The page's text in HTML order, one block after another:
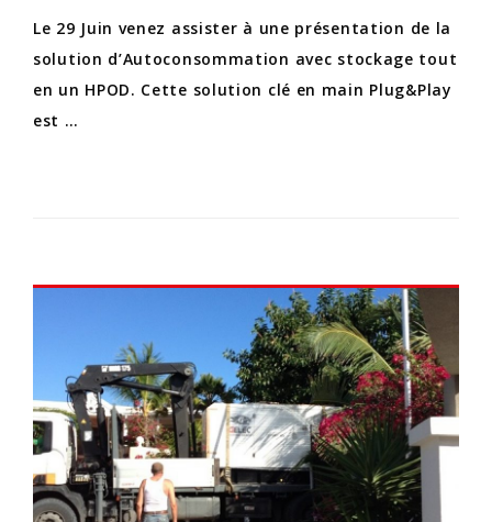
Le 29 Juin venez assister à une présentation de la
solution d’Autoconsommation avec stockage tout
en un HPOD. Cette solution clé en main Plug&Play
est …